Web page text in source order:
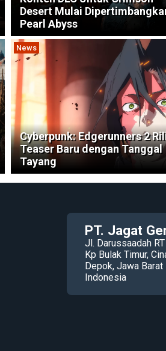
Desert Mulai
Pearl Abyss
News
Cyberpunk: Edgerunners 2
Teaser Baru dengan Tanggal
Tayang
PT. Jagat
Jl. Darussaadah
Kp Bulak Timur,
Depok, Jawa
Indonesia